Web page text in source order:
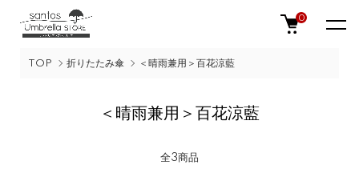
0
TOP 折りたたみ傘 ＜晴雨兼用＞百花涼藍
＜晴雨兼用＞百花涼藍
全3商品